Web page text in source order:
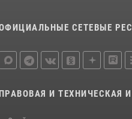
СЕТЕВЫЕ
И ТЕХНИЧЕСКАЯ